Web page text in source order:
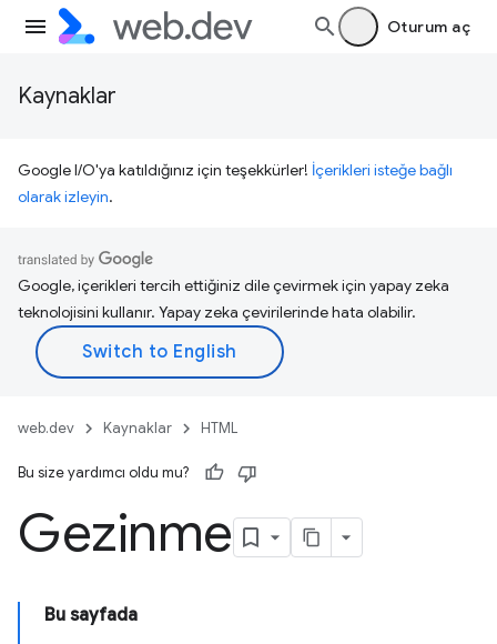
Oturum aç
Kaynaklar
Google I/O'ya katıldığınız için teşekkürler! İçerikleri isteğe bağlı
olarak izleyin.
Google, içerikleri tercih ettiğiniz dile çevirmek için yapay zeka
teknolojisini kullanır. Yapay zeka çevirilerinde hata olabilir.
web.dev Kaynaklar HTML
Bu size yardımcı oldu mu?
Gezinme
Bu sayfada